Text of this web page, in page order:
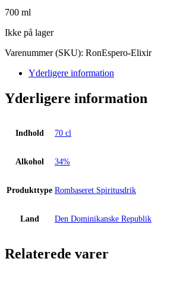
700 ml
Ikke på lager
Varenummer (SKU): RonEspero-Elixir
Yderligere information
Yderligere information
Indhold 70 cl
Alkohol 34%
Produkttype Rombaseret Spiritusdrik
Land Den Dominikanske Republik
Relaterede varer